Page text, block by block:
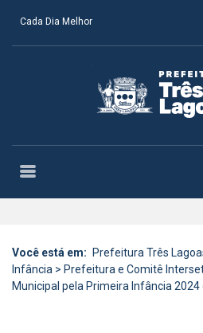
Cada Dia Melhor
Você está em: Prefeitura Três
Infância > Prefeitura e Comitê
Municipal pela Primeira Infância 2024